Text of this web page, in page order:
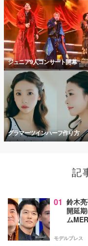
ジュニア9人コンサート開幕
グラマーツインハーフ作り方
記
01 鈴木
開延
ム
モデルプレス